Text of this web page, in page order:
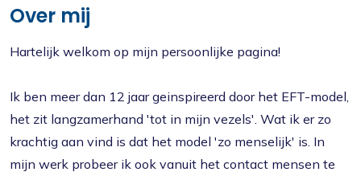
Over mij
Hartelijk welkom op mijn persoonlijke pagina!
Ik ben meer dan 12 jaar geinspireerd door het EFT-model,
het zit langzamerhand 'tot in mijn vezels'. Wat ik er zo
krachtig aan vind is dat het model 'zo menselijk' is. In
mijn werk probeer ik ook vanuit het contact mensen te